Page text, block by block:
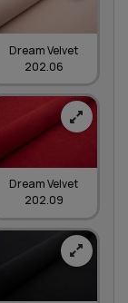
Dream Velvet
202.06
Dream Velvet
202.09